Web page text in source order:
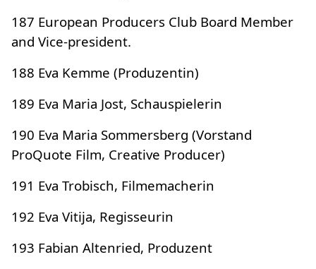
187 European Producers Club Board Member
and Vice-president.
188 Eva Kemme (Produzentin)
189 Eva Maria Jost, Schauspielerin
190 Eva Maria Sommersberg (Vorstand
ProQuote Film, Creative Producer)
191 Eva Trobisch, Filmemacherin
192 Eva Vitija, Regisseurin
193 Fabian Altenried, Produzent